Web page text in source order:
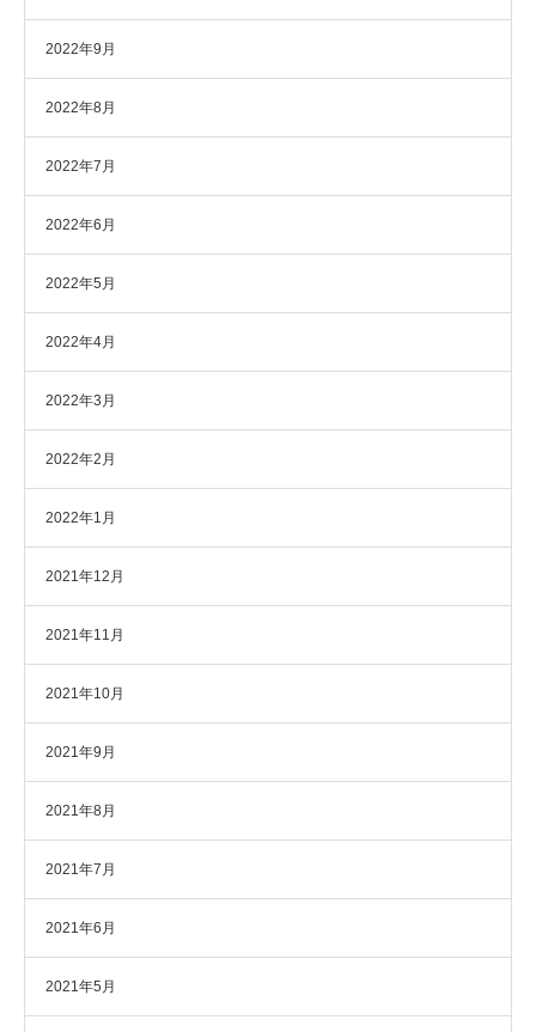
2022年9月
2022年8月
2022年7月
2022年6月
2022年5月
2022年4月
2022年3月
2022年2月
2022年1月
2021年12月
2021年11月
2021年10月
2021年9月
2021年8月
2021年7月
2021年6月
2021年5月